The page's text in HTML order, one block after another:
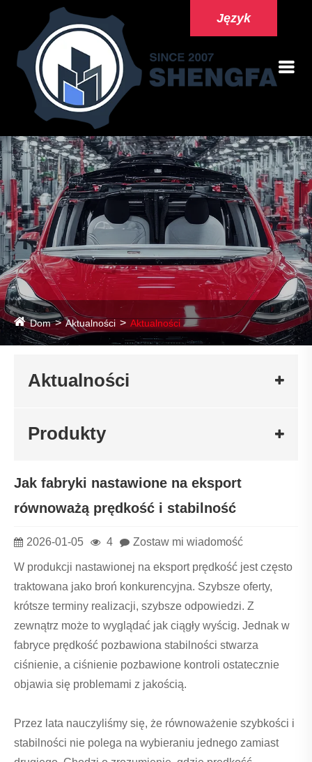
Język
Dom Aktualności Aktualności
Aktualności
Produkty
Jak fabryki nastawione na eksport
równoważą prędkość i stabilność
2026-01-05 4 Zostaw mi wiadomość
W produkcji nastawionej na eksport prędkość jest często
traktowana jako broń konkurencyjna. Szybsze oferty,
krótsze terminy realizacji, szybsze odpowiedzi. Z
zewnątrz może to wyglądać jak ciągły wyścig. Jednak w
fabryce prędkość pozbawiona stabilności stwarza
ciśnienie, a ciśnienie pozbawione kontroli ostatecznie
objawia się problemami z jakością.
Przez lata nauczyliśmy się, że równoważenie szybkości i
stabilności nie polega na wybieraniu jednego zamiast